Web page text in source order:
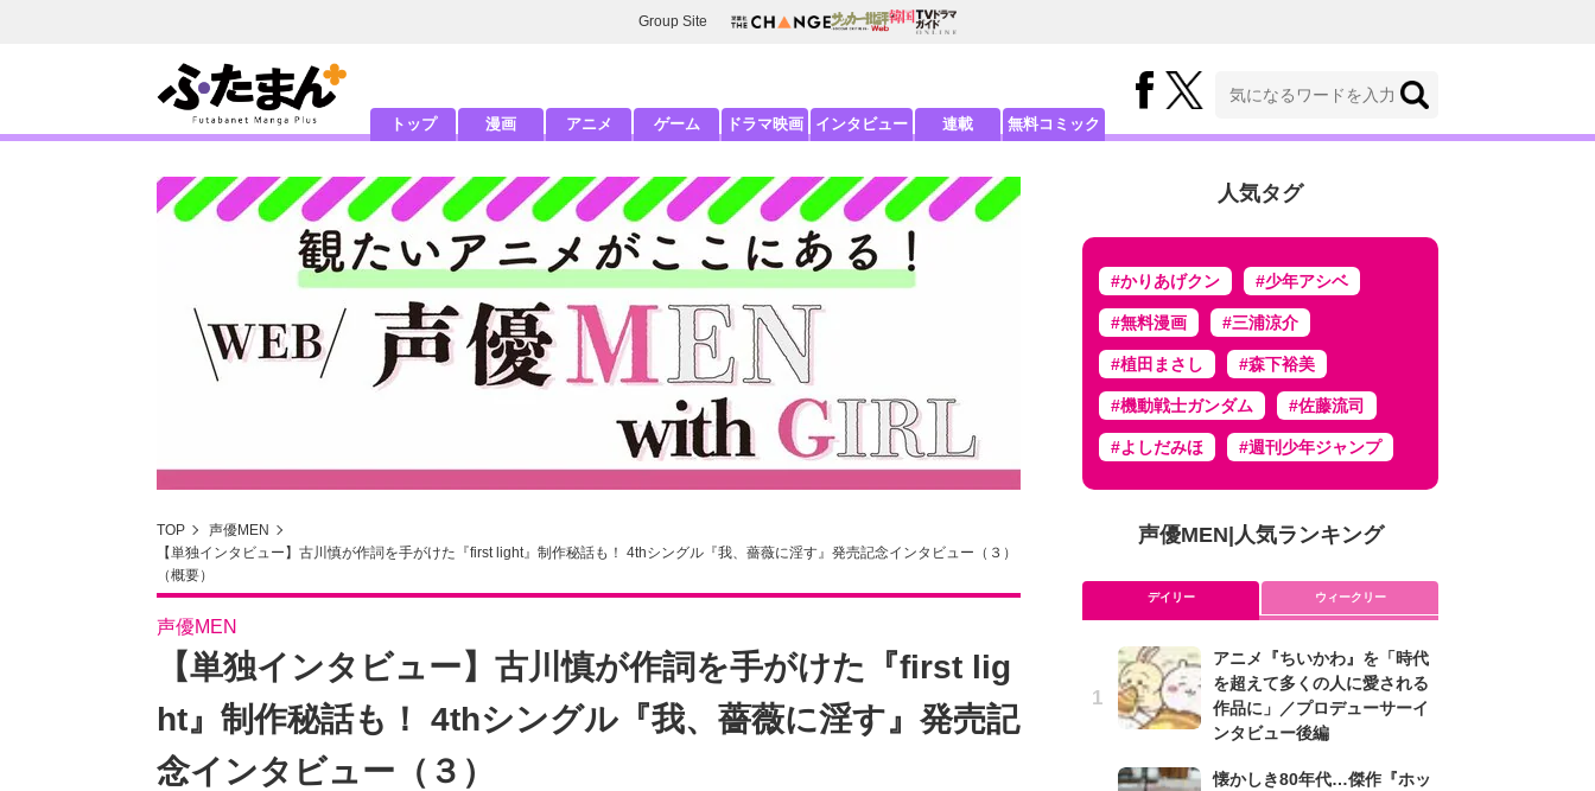
Group Site
トップ 漫画 アニメ ゲーム ドラマ映画 インタビュー 連載 無料コミック
TOP
声優MEN
【単独インタビュー】古川慎が作詞を手がけた『first light』制作秘話も！ 4thシングル『我、薔薇に淫す』発売記念インタビュー（３）
（概要）
声優MEN
【単独インタビュー】古川慎が作詞を手がけた『first lig
ht』制作秘話も！ 4thシングル『我、薔薇に淫す』発売記
念インタビュー（３）
人気タグ
#かりあげクン #少年アシベ
#無料漫画 #三浦涼介
#植田まさし #森下裕美
#機動戦士ガンダム #佐藤流司
#よしだみほ #週刊少年ジャンプ
声優MEN| 人気ランキング
デイリー ウィークリー
アニメ『ちいかわ』を「時代
を超えて多くの人に愛される
作品に」／プロデューサーイ
ンタビュー後編
懐かしき80年代…傑作『ホッ